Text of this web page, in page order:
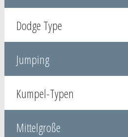
Dodge Type
Jumping
Kumpel-Typen
Mittelgroße